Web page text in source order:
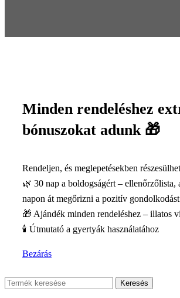
Minden rendeléshez
bónuszokat adunk 🎁
Rendeljen, és meglepetésekben
🌿 30 nap a boldogságért – ellenőrzőlista,
napon át megőrizni a pozitív gondolkodást
🎁 Ajándék minden rendeléshez – illatos
🕯️ Útmutató a gyertyák használatához
Bezárás
Keresés